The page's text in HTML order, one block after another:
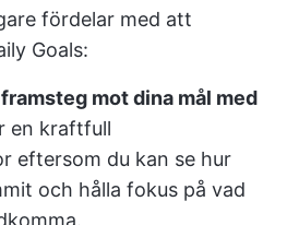
fördelar med att
Goals:
mot dina mål med
en kraftfull
eftersom du kan se hur
och hålla fokus på vad